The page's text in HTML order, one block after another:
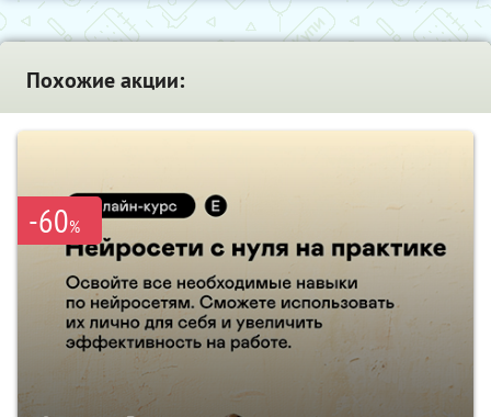
Похожие акции:
-60%